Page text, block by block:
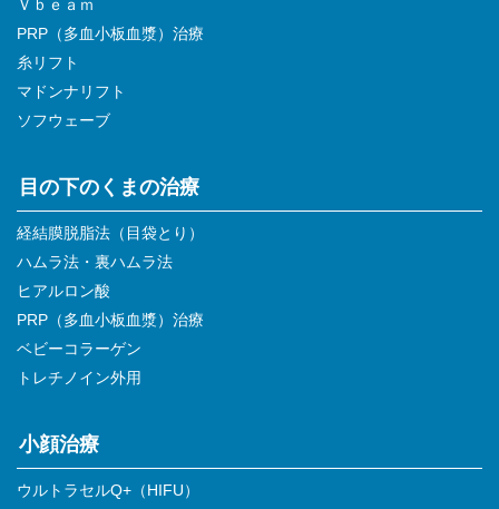
Ｖｂｅａｍ
PRP（多血小板血漿）治療
糸リフト
マドンナリフト
ソフウェーブ
目の下のくまの治療
経結膜脱脂法（目袋とり）
ハムラ法・裏ハムラ法
ヒアルロン酸
PRP（多血小板血漿）治療
ベビーコラーゲン
トレチノイン外用
小顔治療
ウルトラセルQ+（HIFU）